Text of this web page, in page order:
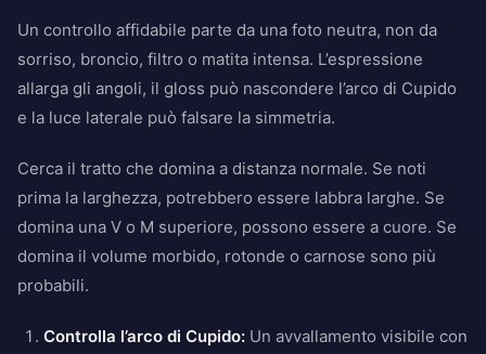
Un controllo affidabile parte da una foto neutra, non da
sorriso, broncio, filtro o matita intensa. L’espressione
allarga gli angoli, il gloss può nascondere l’arco di Cupido
e la luce laterale può falsare la simmetria.
Cerca il tratto che domina a distanza normale. Se noti
prima la larghezza, potrebbero essere labbra larghe. Se
domina una V o M superiore, possono essere a cuore. Se
domina il volume morbido, rotonde o carnose sono più
probabili.
Controlla l’arco di Cupido: Un avvallamento visibile con